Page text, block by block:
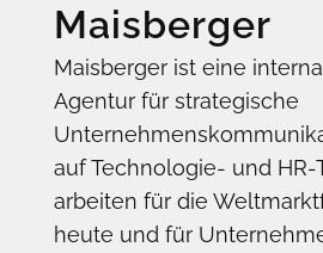
Maisberger
Maisberger ist eine
Agentur für strategische
auf Technologie- und HR-
arbeiten für die
heute und für